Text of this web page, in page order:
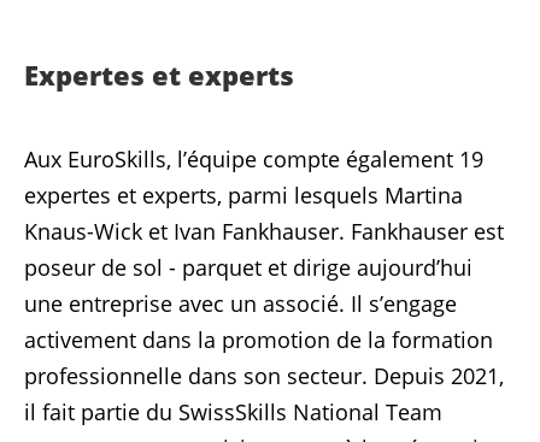
Expertes et experts
Aux EuroSkills, l’équipe compte également 19
expertes et experts, parmi lesquels Martina
Knaus-Wick et Ivan Fankhauser. Fankhauser est
poseur de sol - parquet et dirige aujourd’hui
une entreprise avec un associé. Il s’engage
activement dans la promotion de la formation
professionnelle dans son secteur. Depuis 2021,
il fait partie du SwissSkills National Team